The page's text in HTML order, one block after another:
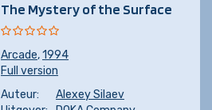
The Mystery of the Surface
Arcade,1994
Full version
Auteur:
Alexey Silaev